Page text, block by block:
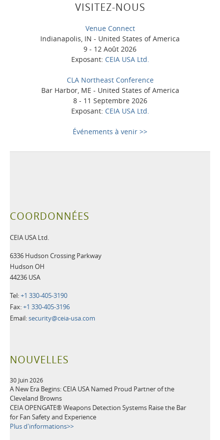
VISITEZ-NOUS
Venue Connect
Indianapolis, IN - United States of America
9 - 12 Août 2026
Exposant: CEIA USA Ltd.
CLA Northeast Conference
Bar Harbor, ME - United States of America
8 - 11 Septembre 2026
Exposant: CEIA USA Ltd.
Événements à venir >>
COORDONNÉES
CEIA USA Ltd.
6336 Hudson Crossing Parkway
Hudson OH
44236 USA
Tel:+1 330-405-3190
Fax:+1 330-405-3196
Email:security@ceia-usa.com
NOUVELLES
30 Juin 2026
A New Era Begins: CEIA USA Named Proud Partner of the
Cleveland Browns
CEIA OPENGATE® Weapons Detection Systems Raise the Bar
for Fan Safety and Experience
Plus d'informations>>